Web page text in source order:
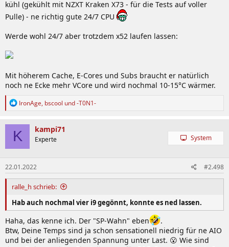
kühl (gekühlt mit NZXT Kraken X73 - für die Tests auf voller
Pulle) - ne richtig gute 24/7 CPU
Werde wohl 24/7 aber trotzdem x52 laufen lassen:
Mit höherem Cache, E-Cores und Subs braucht er natürlich
noch ne Ecke mehr VCore und wird nochmal 10-15°C wärmer.
R
k
t
i
o
n
e
n
:
IronAge, bscool und-T0N1-
K kampi71
Experte System
22.01.2022 #2.498
ralle_h schrieb:
Hab auch nochmal vier i9 gegönnt, konnte es ned lassen.
Haha, das kenne ich. Der "SP-Wahn" eben
.
Btw, Deine Temps sind ja schon sensationell niedrig für ne AIO
und bei der anliegenden Spannung unter Last. 😮 Wie sind